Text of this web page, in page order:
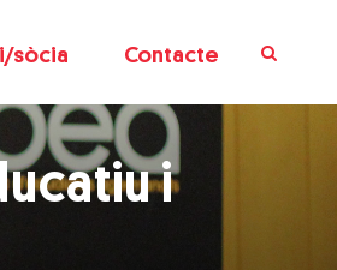
sòcia Contacte
i